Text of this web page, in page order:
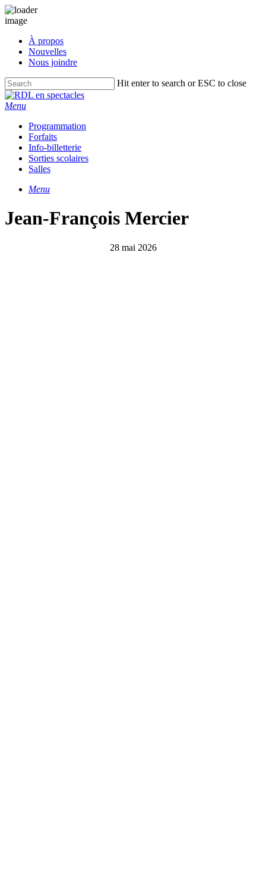
main
content
À propos
Nouvelles
Nous joindre
Hit enter to search or ESC to close
Close
Search
Menu
Programmation
Forfaits
Info-billetterie
Sorties scolaires
Salles
Menu
Jean-François Mercier
28 mai 2026